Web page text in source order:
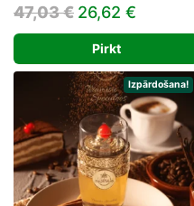
47,03€ Original
price
was:
47,03 €.
26,62 €
price
is:
26,62 €.
Pirkt
Izpārdošana!